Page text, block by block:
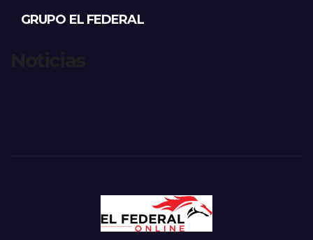
GRUPO EL FEDERAL